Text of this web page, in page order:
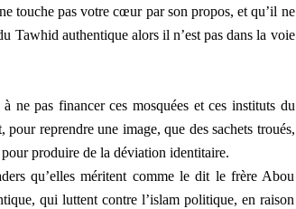
touche pas votre cœur par son propos, et qu’il ne
Tawhid authentique alors il n’est pas dans la voie
ne pas financer ces mosquées et ces instituts du
pour reprendre une image, que des sachets troués,
produire de la déviation identitaire.
qu’elles méritent comme le dit le frère Abou
qui luttent contre l’islam politique, en raison